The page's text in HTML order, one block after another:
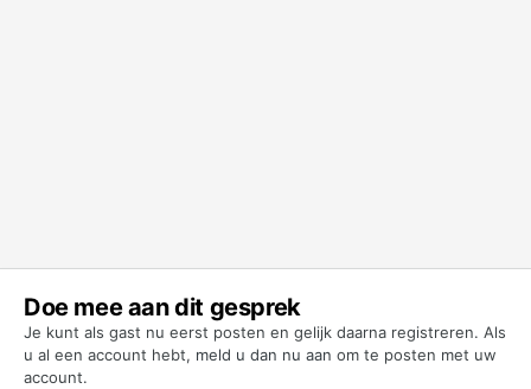
Doe mee aan dit gesprek
Je kunt als gast nu eerst posten en gelijk daarna registreren. Als
u al een account hebt, meld u dan nu aan om te posten met uw
account.